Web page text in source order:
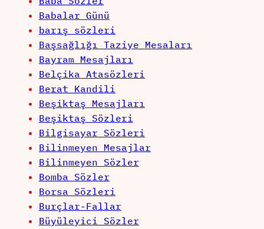
Babalar Günü
barış sözleri
Başsağlığı Taziye Mesaları
Bayram Mesajları
Belçika Atasözleri
Berat Kandili
Beşiktaş Mesajları
Beşiktaş Sözleri
Bilgisayar Sözleri
Bilinmeyen Mesajlar
Bilinmeyen Sözler
Bomba Sözler
Borsa Sözleri
Burçlar-Fallar
Büyüleyici Sözler